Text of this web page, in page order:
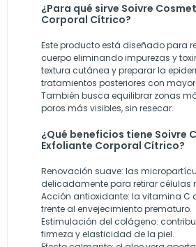
¿Para qué sirve Soivre
Corporal Cítrico?
Este producto está diseñado para
cuerpo eliminando impurezas y
textura cutánea y preparar la
tratamientos posteriores con
También busca equilibrar zonas
poros más visibles, sin resecar.
¿Qué beneficios tiene Soivre
Exfoliante Corporal Cítrico?
Renovación suave: las
delicadamente para retirar células
Acción antioxidante: la vitamina C
frente al envejecimiento prematuro.
Estimulación del colágeno:
firmeza y elasticidad de la piel.